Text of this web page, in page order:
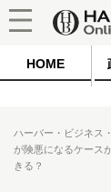
HOME
ハーバー・ビジネス
が険悪になるケース
きる？